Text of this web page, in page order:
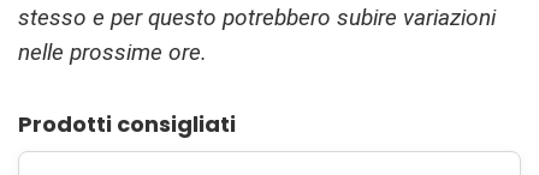
stesso e per questo potrebbero subire variazioni
nelle prossime ore.
Prodotti consigliati